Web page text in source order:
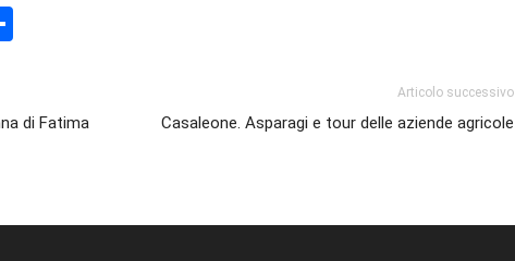
di Fatima
Articolo successivo
Casaleone. Asparagi e tour delle aziende agricole